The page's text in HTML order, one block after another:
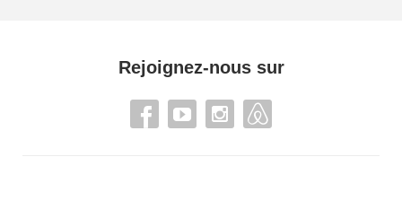
Rejoignez-nous sur